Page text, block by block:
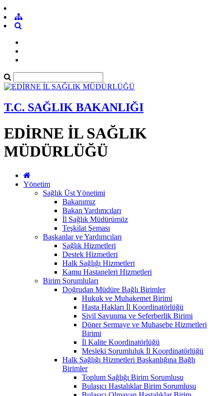
T.C. SAĞLIK BAKANLIĞI
EDİRNE İL SAĞLIK
MÜDÜRLÜĞÜ
Yönetim
Sağlık Üst Yönetimi
Bakanımız
Bakan Yardımcıları
İl Sağlık Müdürümüz
Teşkilat Şeması
Başkanlar ve Yardımcıları
Sağlık Hizmetleri
Destek Hizmetleri
Halk Sağlığı Hizmetleri
Kamu Hastaneleri Hizmetleri
Birim Sorumluları
Doğrudan Müdüre Bağlı Birimler
Hukuk ve Muhakemet Birimi
Hasta Hakları İl Koordinatörlüğü
Sivil Savunma ve Seferberlik Birimi
Döner Sermaye ve Muhasebe Hizmetleri
Birimi
İl Kalite Koordinatörlüğü
Mesleki Sorumluluk İl Koordinatörlüğü
Halk Sağlığı Hizmetleri Başkanlığına Bağlı
Birimler
Toplum Sağlığı Birim Sorumlusu
Bulaşıcı Hastalıklar Birim Sorumlusu